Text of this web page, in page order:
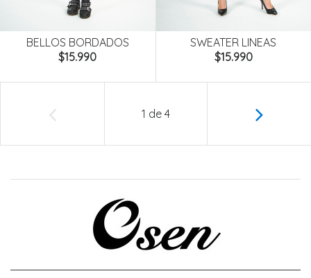
BELLOS BORDADOS
$15.990
SWEATER LINEAS
$15.990
1 de 4